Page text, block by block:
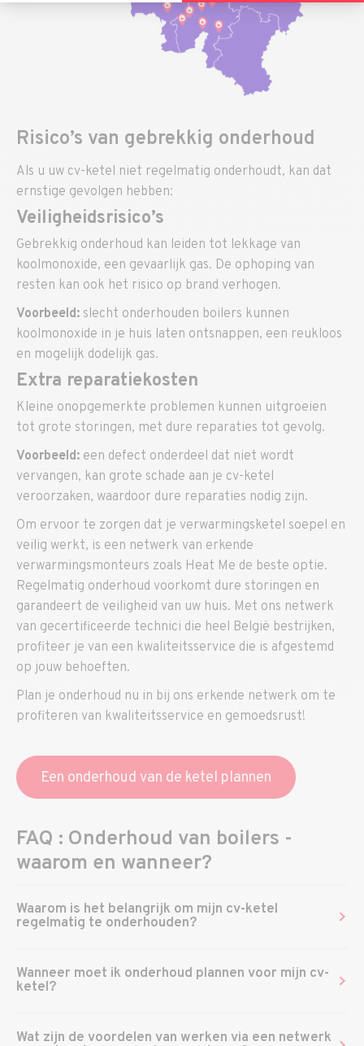
Risico’s van gebrekkig onderhoud
Als u uw cv-ketel niet regelmatig onderhoudt, kan dat
ernstige gevolgen hebben:
Veiligheidsrisico’s
Gebrekkig onderhoud kan leiden tot lekkage van
koolmonoxide, een gevaarlijk gas. De ophoping van
resten kan ook het risico op brand verhogen.
Voorbeeld: slecht onderhouden boilers kunnen
koolmonoxide in je huis laten ontsnappen, een reukloos
en mogelijk dodelijk gas.
Extra reparatiekosten
Kleine onopgemerkte problemen kunnen uitgroeien
tot grote storingen, met dure reparaties tot gevolg.
Voorbeeld: een defect onderdeel dat niet wordt
vervangen, kan grote schade aan je cv-ketel
veroorzaken, waardoor dure reparaties nodig zijn.
Om ervoor te zorgen dat je verwarmingsketel soepel en
veilig werkt, is een netwerk van erkende
verwarmingsmonteurs zoals Heat Me de beste optie.
Regelmatig onderhoud voorkomt dure storingen en
garandeert de veiligheid van uw huis. Met ons netwerk
van gecertificeerde technici die heel België bestrijken,
profiteer je van een kwaliteitsservice die is afgestemd
op jouw behoeften.
Plan je onderhoud nu in bij ons erkende netwerk om te
profiteren van kwaliteitsservice en gemoedsrust!
Een onderhoud van de ketel plannen
FAQ : Onderhoud van boilers -
waarom en wanneer?
Waarom is het belangrijk om mijn cv-ketel
regelmatig te onderhouden?
Wanneer moet ik onderhoud plannen voor mijn cv-
ketel?
Wat zijn de voordelen van werken via een netwerk